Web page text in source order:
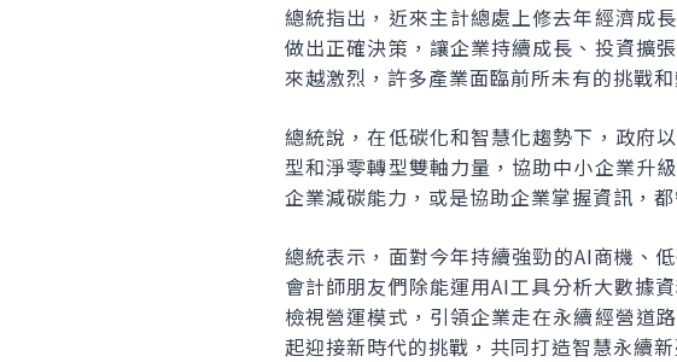
總統指出，近來主計總處上修去年經濟成
做出正確決策，讓企業持續成長、投資擴
來越激烈，許多產業面臨前所未有的挑戰
總統說，在低碳化和智慧化趨勢下，政府
型和淨零轉型雙軸力量，協助中小企業升
企業減碳能力，或是協助企業掌握資訊，
總統表示，面對今年持續強勁的AI商機、
會計師朋友們除能運用AI工具分析大數據
檢視營運模式，引領企業走在永續經營道
起迎接新時代的挑戰，共同打造智慧永續